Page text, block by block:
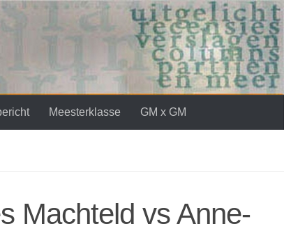
Meesterklasse GM x GM
Machteld vs Anne-